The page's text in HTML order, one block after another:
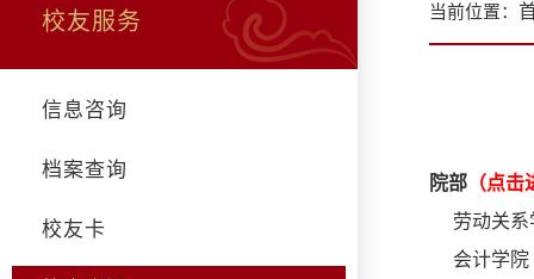
校友服务
信息咨询
档案查询
校友卡
当前位置：
院部 （点击
劳动关系
会计学院